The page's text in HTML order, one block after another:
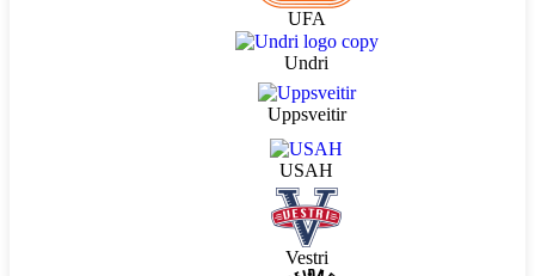
UFA
Undri
Uppsveitir
USAH
Vestri